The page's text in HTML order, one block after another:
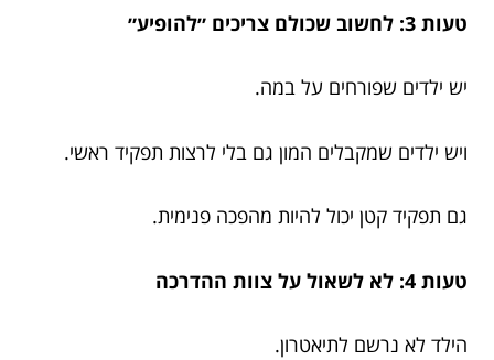
טעות 3: לחשוב שכולם צריכים ״להופיע״
יש ילדים שפורחים על במה.
ויש ילדים שמקבלים המון גם בלי לרצות תפקיד ראשי.
גם תפקיד קטן יכול להיות מהפכה פנימית.
טעות 4: לא לשאול על צוות ההדרכה
הילד לא נרשם לתיאטרון.